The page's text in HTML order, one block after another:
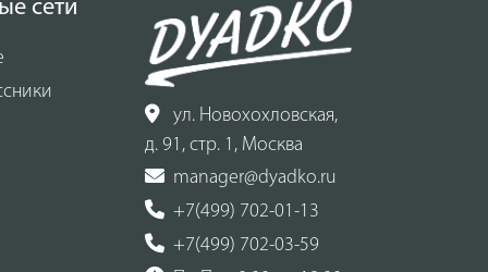
сети
ул. Новохохловская,
д. 91, стр. 1, Москва
manager@dyadko.ru
+7(499) 702-01-13
+7(499) 702-03-59